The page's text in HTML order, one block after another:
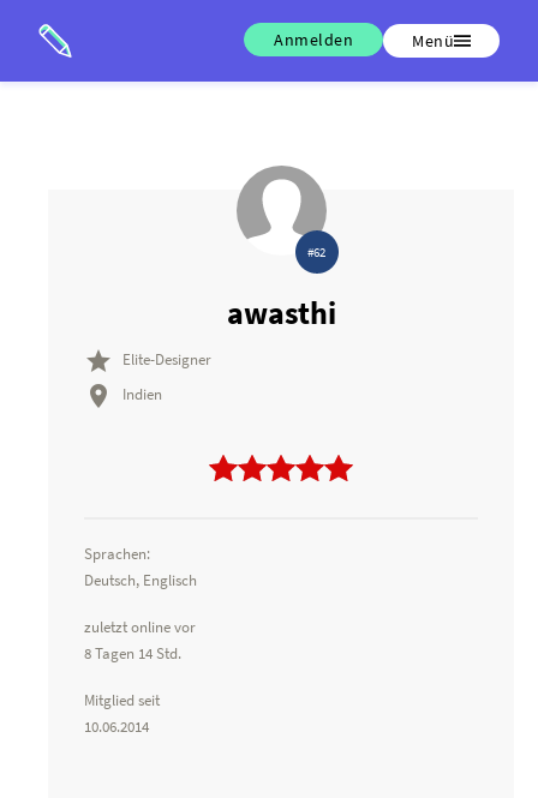
Anmelden Menü
#62
awasthi
 Elite-Designer
 Indien
Sprachen:
Deutsch, Englisch
zuletzt online vor
8 Tagen 14 Std.
Mitglied seit
10.06.2014